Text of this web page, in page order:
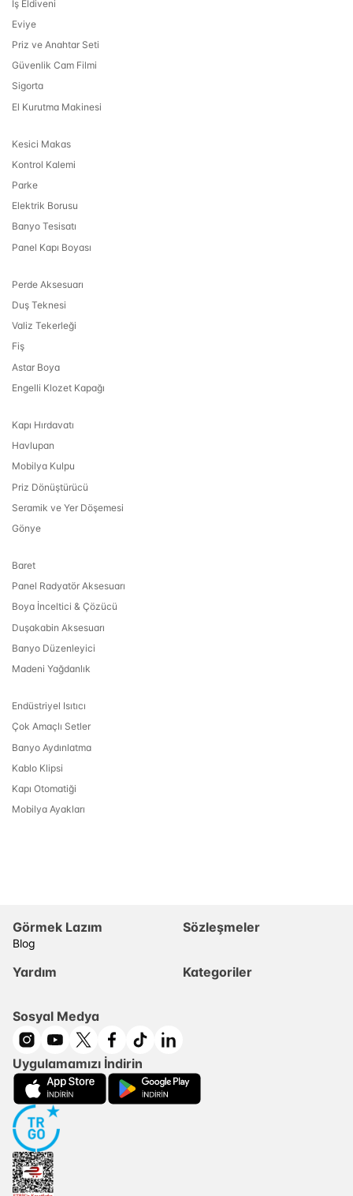
İş Eldiveni
Eviye
Priz ve Anahtar Seti
Güvenlik Cam Filmi
Sigorta
El Kurutma Makinesi
Kesici Makas
Kontrol Kalemi
Parke
Elektrik Borusu
Banyo Tesisatı
Panel Kapı Boyası
Perde Aksesuarı
Duş Teknesi
Valiz Tekerleği
Fiş
Astar Boya
Engelli Klozet Kapağı
Kapı Hırdavatı
Havlupan
Mobilya Kulpu
Priz Dönüştürücü
Seramik ve Yer Döşemesi
Gönye
Baret
Panel Radyatör Aksesuarı
Boya İnceltici & Çözücü
Duşakabin Aksesuarı
Banyo Düzenleyici
Madeni Yağdanlık
Endüstriyel Isıtıcı
Çok Amaçlı Setler
Banyo Aydınlatma
Kablo Klipsi
Kapı Otomatiği
Mobilya Ayakları
Görmek Lazım
Blog
Sözleşmeler
Yardım Kategoriler
Sosyal Medya
Uygulamamızı İndirin